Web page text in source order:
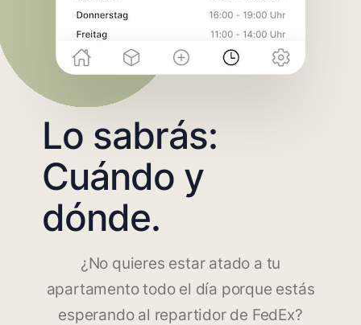
Lo sabrás:
Cuándo y
dónde.
¿No quieres estar atado a tu
apartamento todo el día porque estás
esperando al repartidor de FedEx?